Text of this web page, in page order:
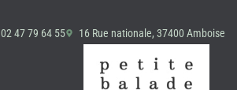
02 47 79 64 55 16 Rue nationale, 37400 Amboise